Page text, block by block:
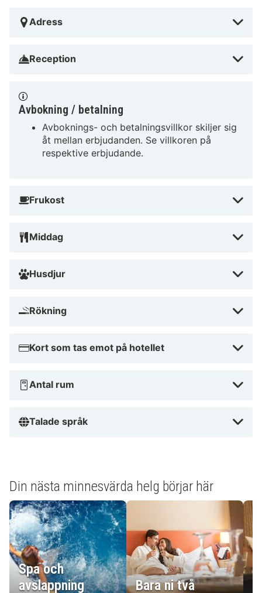
Adress
Reception
Avbokning / betalning
Avboknings- och betalningsvillkor skiljer sig
åt mellan erbjudanden. Se villkoren på
respektive erbjudande.
Frukost
Middag
Husdjur
Rökning
Kort som tas emot på hotellet
Antal rum
Talade språk
Din nästa minnesvärda helg börjar här
Spa och
avslappning
Bara ni två